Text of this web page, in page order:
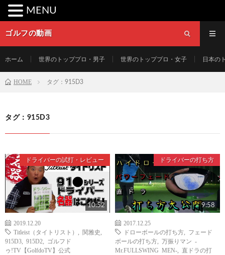
ゴルフの動画
ホーム 世界のトッププロ・男子 世界のトッププロ・女子 日本の
HOME タグ：915D3
タグ：915D3
ドライバーの試打・レビュー
10:52
2019.12.20
Titleist（タイトリスト）
関雅史
915D3
915D2
ゴルフド
ゥ!TV【GolfdoTV】公式
ドライバーの打ち方
9:58
2017.12.25
ドローボールの打ち方
フェード
ボールの打ち方
万振りマン -
Mr.FULLSWING MEN-
直ドラの打
MENU